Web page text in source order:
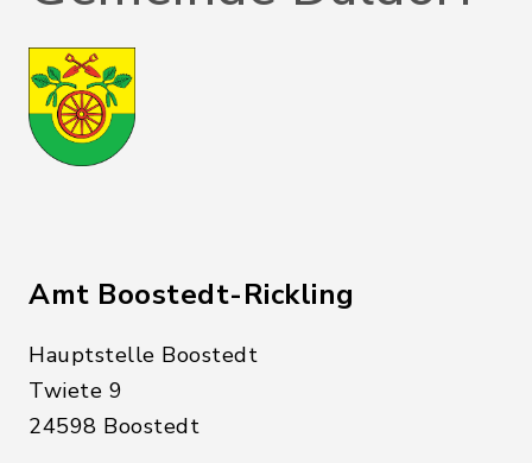
Amt Boostedt-Rickling
Hauptstelle Boostedt
Twiete 9
24598 Boostedt